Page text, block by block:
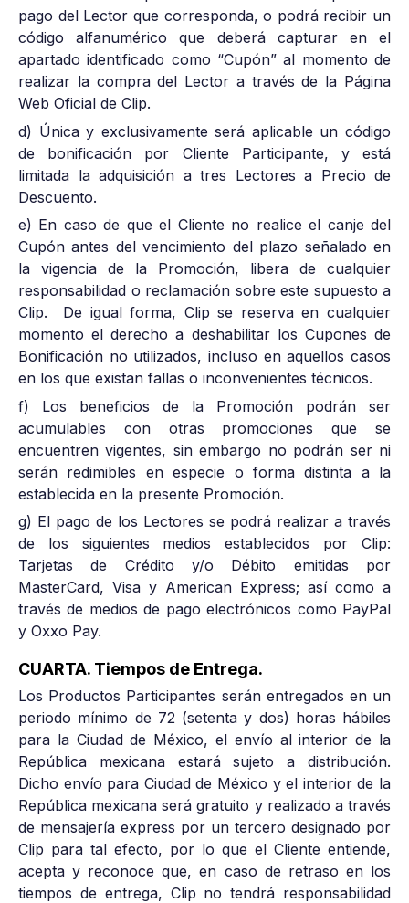
pago del Lector que corresponda, o podrá recibir un
código alfanumérico que deberá capturar en el
apartado identificado como “Cupón” al momento de
realizar la compra del Lector a través de la Página
Web Oficial de Clip.
d) Única y exclusivamente será aplicable un código
de bonificación por Cliente Participante, y está
limitada la adquisición a tres Lectores a Precio de
Descuento.
e) En caso de que el Cliente no realice el canje del
Cupón antes del vencimiento del plazo señalado en
la vigencia de la Promoción, libera de cualquier
responsabilidad o reclamación sobre este supuesto a
Clip. De igual forma, Clip se reserva en cualquier
momento el derecho a deshabilitar los Cupones de
Bonificación no utilizados, incluso en aquellos casos
en los que existan fallas o inconvenientes técnicos.
f) Los beneficios de la Promoción podrán ser
acumulables con otras promociones que se
encuentren vigentes, sin embargo no podrán ser ni
serán redimibles en especie o forma distinta a la
establecida en la presente Promoción.
g) El pago de los Lectores se podrá realizar a través
de los siguientes medios establecidos por Clip:
Tarjetas de Crédito y/o Débito emitidas por
MasterCard, Visa y American Express; así como a
través de medios de pago electrónicos como PayPal
y Oxxo Pay.
CUARTA. Tiempos de Entrega.
Los Productos Participantes serán entregados en un
periodo mínimo de 72 (setenta y dos) horas hábiles
para la Ciudad de México, el envío al interior de la
República mexicana estará sujeto a distribución.
Dicho envío para Ciudad de México y el interior de la
República mexicana será gratuito y realizado a través
de mensajería express por un tercero designado por
Clip para tal efecto, por lo que el Cliente entiende,
acepta y reconoce que, en caso de retraso en los
tiempos de entrega, Clip no tendrá responsabilidad